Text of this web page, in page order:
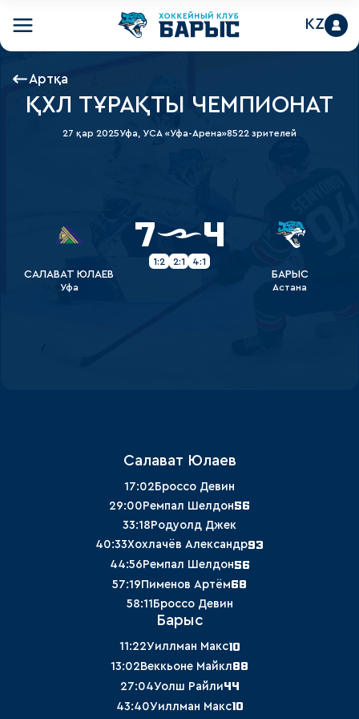
KZ
Артқа
ҚХЛ ТҰРАҚТЫ ЧЕМПИОНАТ
27 қар 2025Уфа, УСА «Уфа-Арена»8522 зрителей
САЛАВАТ ЮЛАЕВ
Уфа
7 4
1:2 2:1 4:1
БАРЫС
Астана
Салават Юлаев
17:02Броссо Девин
29:00 Ремпал Шелдон56
33:18 Родуолд Джек
40:33Хохлачёв Александр93
44:56 Ремпал Шелдон56
57:19 Пименов Артём68
58:11 Броссо Девин
Барыс
11:22Уиллман Макс10
13:02 Веккьоне Майкл88
27:04Уолш Райли44
43:40Уиллман Макс10